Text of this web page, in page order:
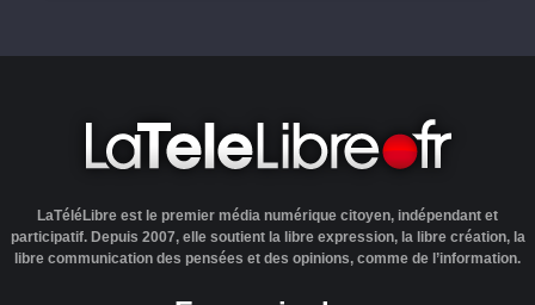
LaTéléLibre est le premier média numérique citoyen, indépendant et
participatif. Depuis 2007, elle soutient la libre expression, la libre création, la
libre communication des pensées et des opinions, comme de l’information.